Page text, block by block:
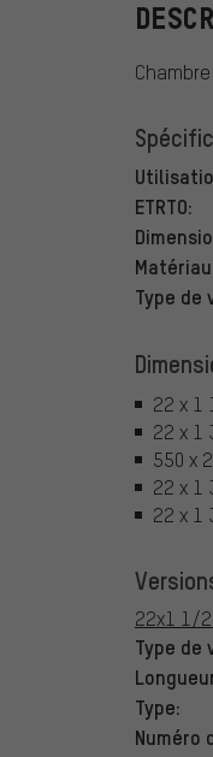
ETRTO:
Type de
22 x 1
22 x 1
550 x
22 x 1
22 x 1
22x1 1/
Type de
Type:
Numéro